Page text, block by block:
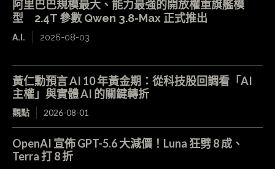
阿里巴巴規模最大、能力最強的開放權重旗艦模
型 2.4T 參數 Qwen 3.8-Max 正式推出
A.I. 2026-08-03
黃仁勳預言 AI 10 年黃金期：從科技股回調看「AI
主權」與實體 AI 的關鍵轉折
觀點 2026-08-01
OpenAI 宣佈 GPT-5.6 大減價！Luna 狂劈 8 成、
Terra 打 8 折